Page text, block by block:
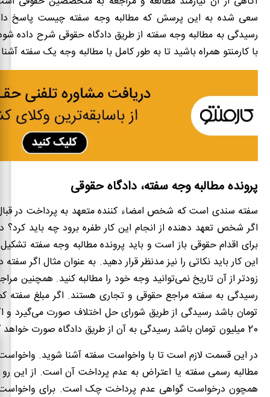
سعی شده به این پرسش که مطالبه وجه سفته چیست پاسخ
رسیدگی به مطالبه وجه سفته از طریق دادگاه حقوقی شرح داده
با کارمنتو همراه باشید تا به طور کامل با مطالبه وجه یک سفته
پرونده مطالبه وجه سفته، دادگاه حقوقی
سفته سندی است که شخص امضاء کننده متعهد به پرداخت در
اگر شخص تعهد دهنده از انجام این کار طفره برود چه باید کرد؟
برای اقدام حقوقی باز است و باید پرونده مطالبه وجه سفته
این کار باید نکاتی را نیز مدنظر قرار دهید. به عنوان مثال اگر سفته
زودتر از آن تاریخ نمی‌توانید وجه خود را مطالبه کنید. همچنین
تومان باشد رسیدگی از طریق شورای حل اختلاف صورت می‌گیرد و
20 میلیون تومان باشد رسیدگی به آن از طریق دادگاه صورت خواهد گرفت.
در این قسمت لازم است تا با واخواست سفته آشنا شوید.
مطالبه رسمی سفته یا اعتراض به عدم پرداخت آن است. از این